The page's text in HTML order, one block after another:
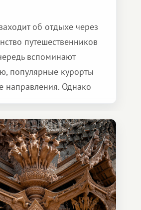
об отдыхе через
путешественников
вспоминают
популярные курорты
направления. Однако
обменной системы
который
совершенно иной